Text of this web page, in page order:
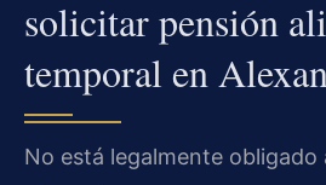
solicitar pensión
temporal en
No está legalmente obligado